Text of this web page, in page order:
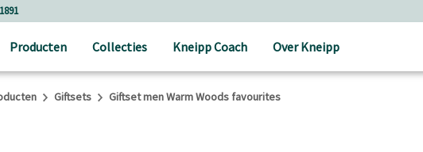
Producten Collecties Kneipp Coach Over Kneipp
Giftsets Giftset men Warm Woods favourites